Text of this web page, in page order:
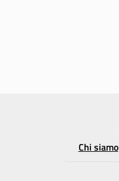
Chi siamo